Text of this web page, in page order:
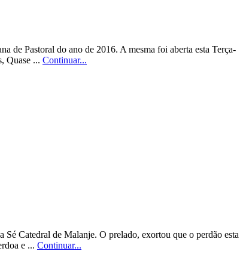
de Pastoral do ano de 2016. A mesma foi aberta esta Terça-
Quase ... Continuar...
Catedral de Malanje. O prelado, exortou que o perdão esta
e ... Continuar...